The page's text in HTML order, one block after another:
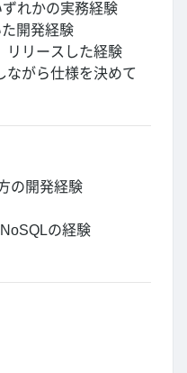
ずれかの実務経験
開発経験
リリースした経験
ながら仕様を決めて
の開発経験
の経験